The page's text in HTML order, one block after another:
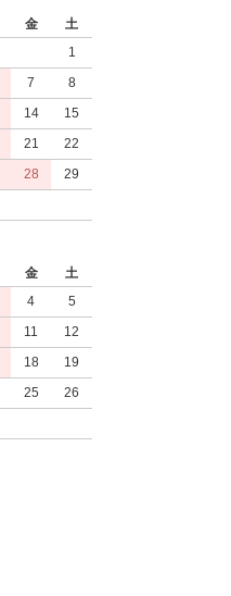
金
土
1
7
8
14
15
21
22
28
29
金
土
4
5
11
12
18
19
25
26